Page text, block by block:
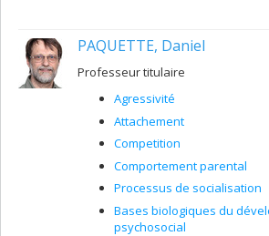
PAQUETTE, Daniel
Professeur titulaire
Agressivité
Attachement
Competition
Comportement parental
Processus de socialisation
Bases biologiques du
psychosocial